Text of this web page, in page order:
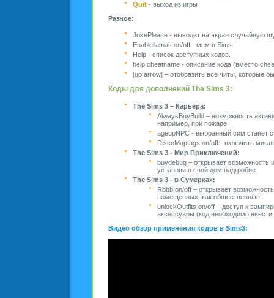
Quit - выход из игры
Разное:
JokePlease - выводит на экран случайную
Enablellamas on/off - мем в Sims
Help - список доступных кодов.
help cheatname - описание кода (вместо
[up arrow] – отобразить все читы, которые
Коды для дополнений The Sims 3:
The Sims 3 – Карьера:
AlwaysBuyBuild – возможность
например, при пожаре
ageupNPC - выбранный сим станет
DiscoMaptags on/off - включить
The Sims 3 - Мир Приключений:
buydebug – открывает возможность
установи в свой дом надгробие
The Sims 3 - в Сумерках:
Rbbb on/off – открывает
помещенных, как общественные .
unlockOutfits on/off – доступ к
аксессуары (код необходимо
Видео обзор применения кодов в Sims3: